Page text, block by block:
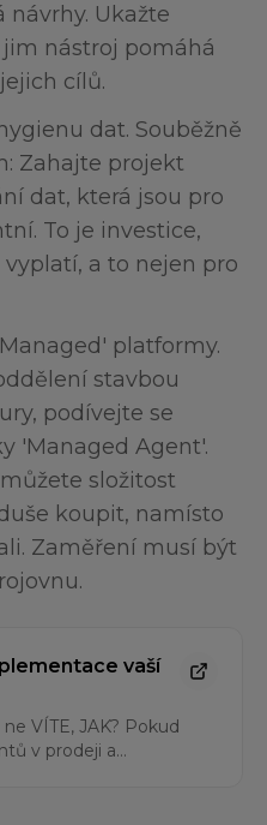
návrhy. Ukažte
nástroj pomáhá
cílů.
dat. Souběžně
Zahajte projekt
dat, která jsou pro
To je investice,
a to nejen pro
platformy.
stavbou
podívejte se
'Managed Agent'.
složitost
koupit, namísto
Zaměření musí být
vaší
VÍTE, JAK? Pokud
v prodeji a